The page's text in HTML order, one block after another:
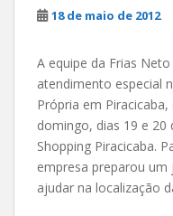
18 de maio de 2012
A equipe da Frias
atendimento especial
Própria em
domingo, dias 19 e
Shopping Piracicaba.
empresa preparou
ajudar na localização